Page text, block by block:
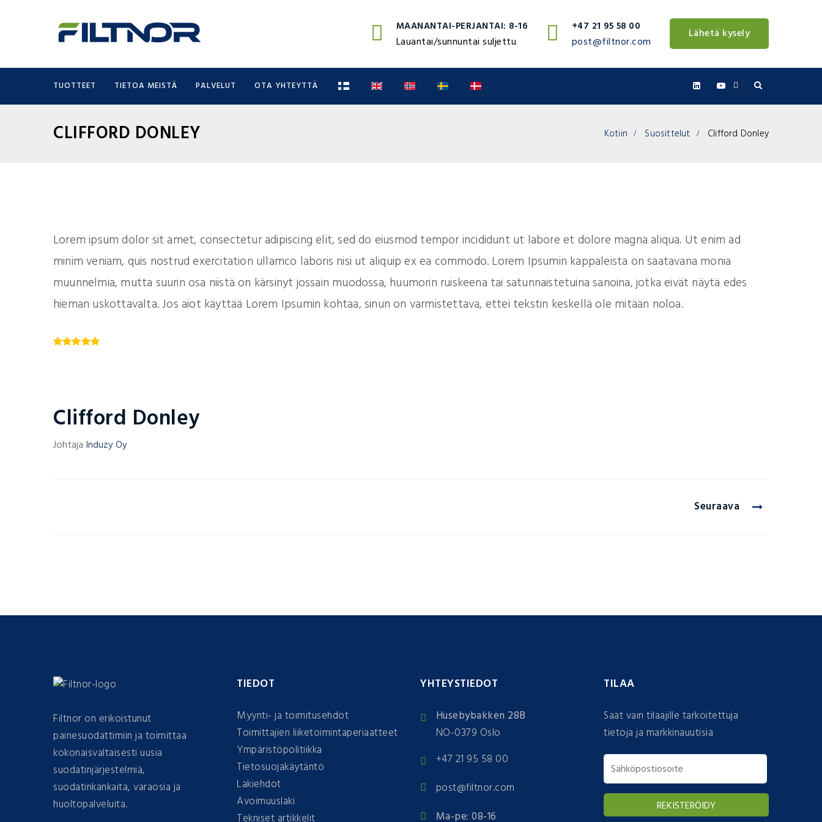
MAANANTAI-PERJANTAI: 8-16
Lauantai/sunnuntai suljettu
+47 21 95 58 00
post@filtnor.com
Lähetä kysely
TUOTTEET TIETOA MEISTÄ PALVELUT OTA YHTEYTTÄ
CLIFFORD DONLEY Kotiin Suosittelut Clifford Donley
Lorem ipsum dolor sit amet, consectetur adipiscing elit, sed do eiusmod tempor incididunt ut labore et dolore magna aliqua. Ut enim ad
minim veniam, quis nostrud exercitation ullamco laboris nisi ut aliquip ex ea commodo. Lorem Ipsumin kappaleista on saatavana monia
muunnelmia, mutta suurin osa niistä on kärsinyt jossain muodossa, huumorin ruiskeena tai satunnaistetuina sanoina, jotka eivät näytä edes
hieman uskottavalta. Jos aiot käyttää Lorem Ipsumin kohtaa, sinun on varmistettava, ettei tekstin keskellä ole mitään noloa.
Clifford Donley
Johtaja Induzy Oy
Seuraava
Filtnor on erikoistunut
painesuodattimiin ja toimittaa
kokonaisvaltaisesti uusia
suodatinjärjestelmiä,
suodatinkankaita, varaosia ja
huoltopalveluita.
TIEDOT
Myynti- ja toimitusehdot
Toimittajien liiketoimintaperiaatteet
Ympäristöpolitiikka
Tietosuojakäytäntö
Lakiehdot
Avoimuuslaki
Tekniset artikkelit
YHTEYSTIEDOT
Husebybakken 28B
NO-0379 Oslo
+47 21 95 58 00
post@filtnor.com
Ma-pe: 08-16
TILAA
Saat vain tilaajille tarkoitettuja
tietoja ja markkinauutisia